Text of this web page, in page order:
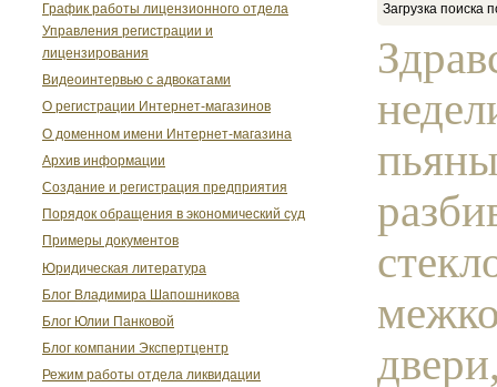
График работы лицензионного отдела
Управления регистрации и
лицензирования
Видеоинтервью с адвокатами
О регистрации Интернет-магазинов
О доменном имени Интернет-магазина
Архив информации
Создание и регистрация предприятия
Порядок обращения в экономический суд
Примеры документов
Юридическая литература
Блог Владимира Шапошникова
Блог Юлии Панковой
Блог компании Экспертцентр
Режим работы отдела ликвидации
Загрузка поиска